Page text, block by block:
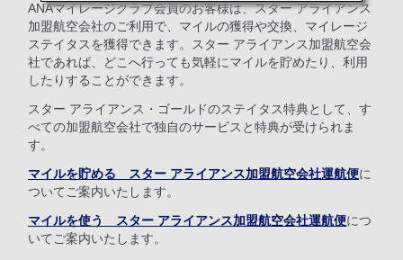
ANAマイレージクラブ会員のお客様は、スター アライアンス
加盟航空会社のご利用で、マイルの獲得や交換、マイレージ
ステイタスを獲得できます。スター アライアンス加盟航空会
社であれば、どこへ行っても気軽にマイルを貯めたり、利用
したりすることができます。
スター アライアンス・ゴールドのステイタス特典として、す
べての加盟航空会社で独自のサービスと特典が受けられま
す。
マイルを貯める スター アライアンス加盟航空会社運航便に
ついてご案内いたします。
マイルを使う スター アライアンス加盟航空会社運航便につ
いてご案内いたします。